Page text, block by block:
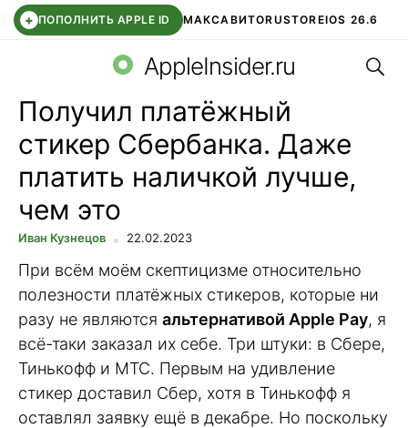
+ ПОПОЛНИТЬ APPLE ID МАКСАВИТОRUSTOREIOS 26.6
СБЕР КИДС ВТБ ОНЛАЙН ЧАТ В ROBLOX
AppleInsider.ru
Получил платёжный
стикер Сбербанка. Даже
платить наличкой лучше,
чем это
Иван Кузнецов 22.02.2023
При всём моём скептицизме относительно
полезности платёжных стикеров, которые ни
разу не являются альтернативой Apple Pay, я
всё-таки заказал их себе. Три штуки: в Сбере,
Тинькофф и МТС. Первым на удивление
стикер доставил Сбер, хотя в Тинькофф я
оставлял заявку ещё в декабре. Но поскольку